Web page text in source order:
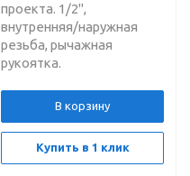
проекта. 1/2",
внутренняя/наружная
резьба, рычажная
рукоятка.
В корзину
Купить в 1 клик